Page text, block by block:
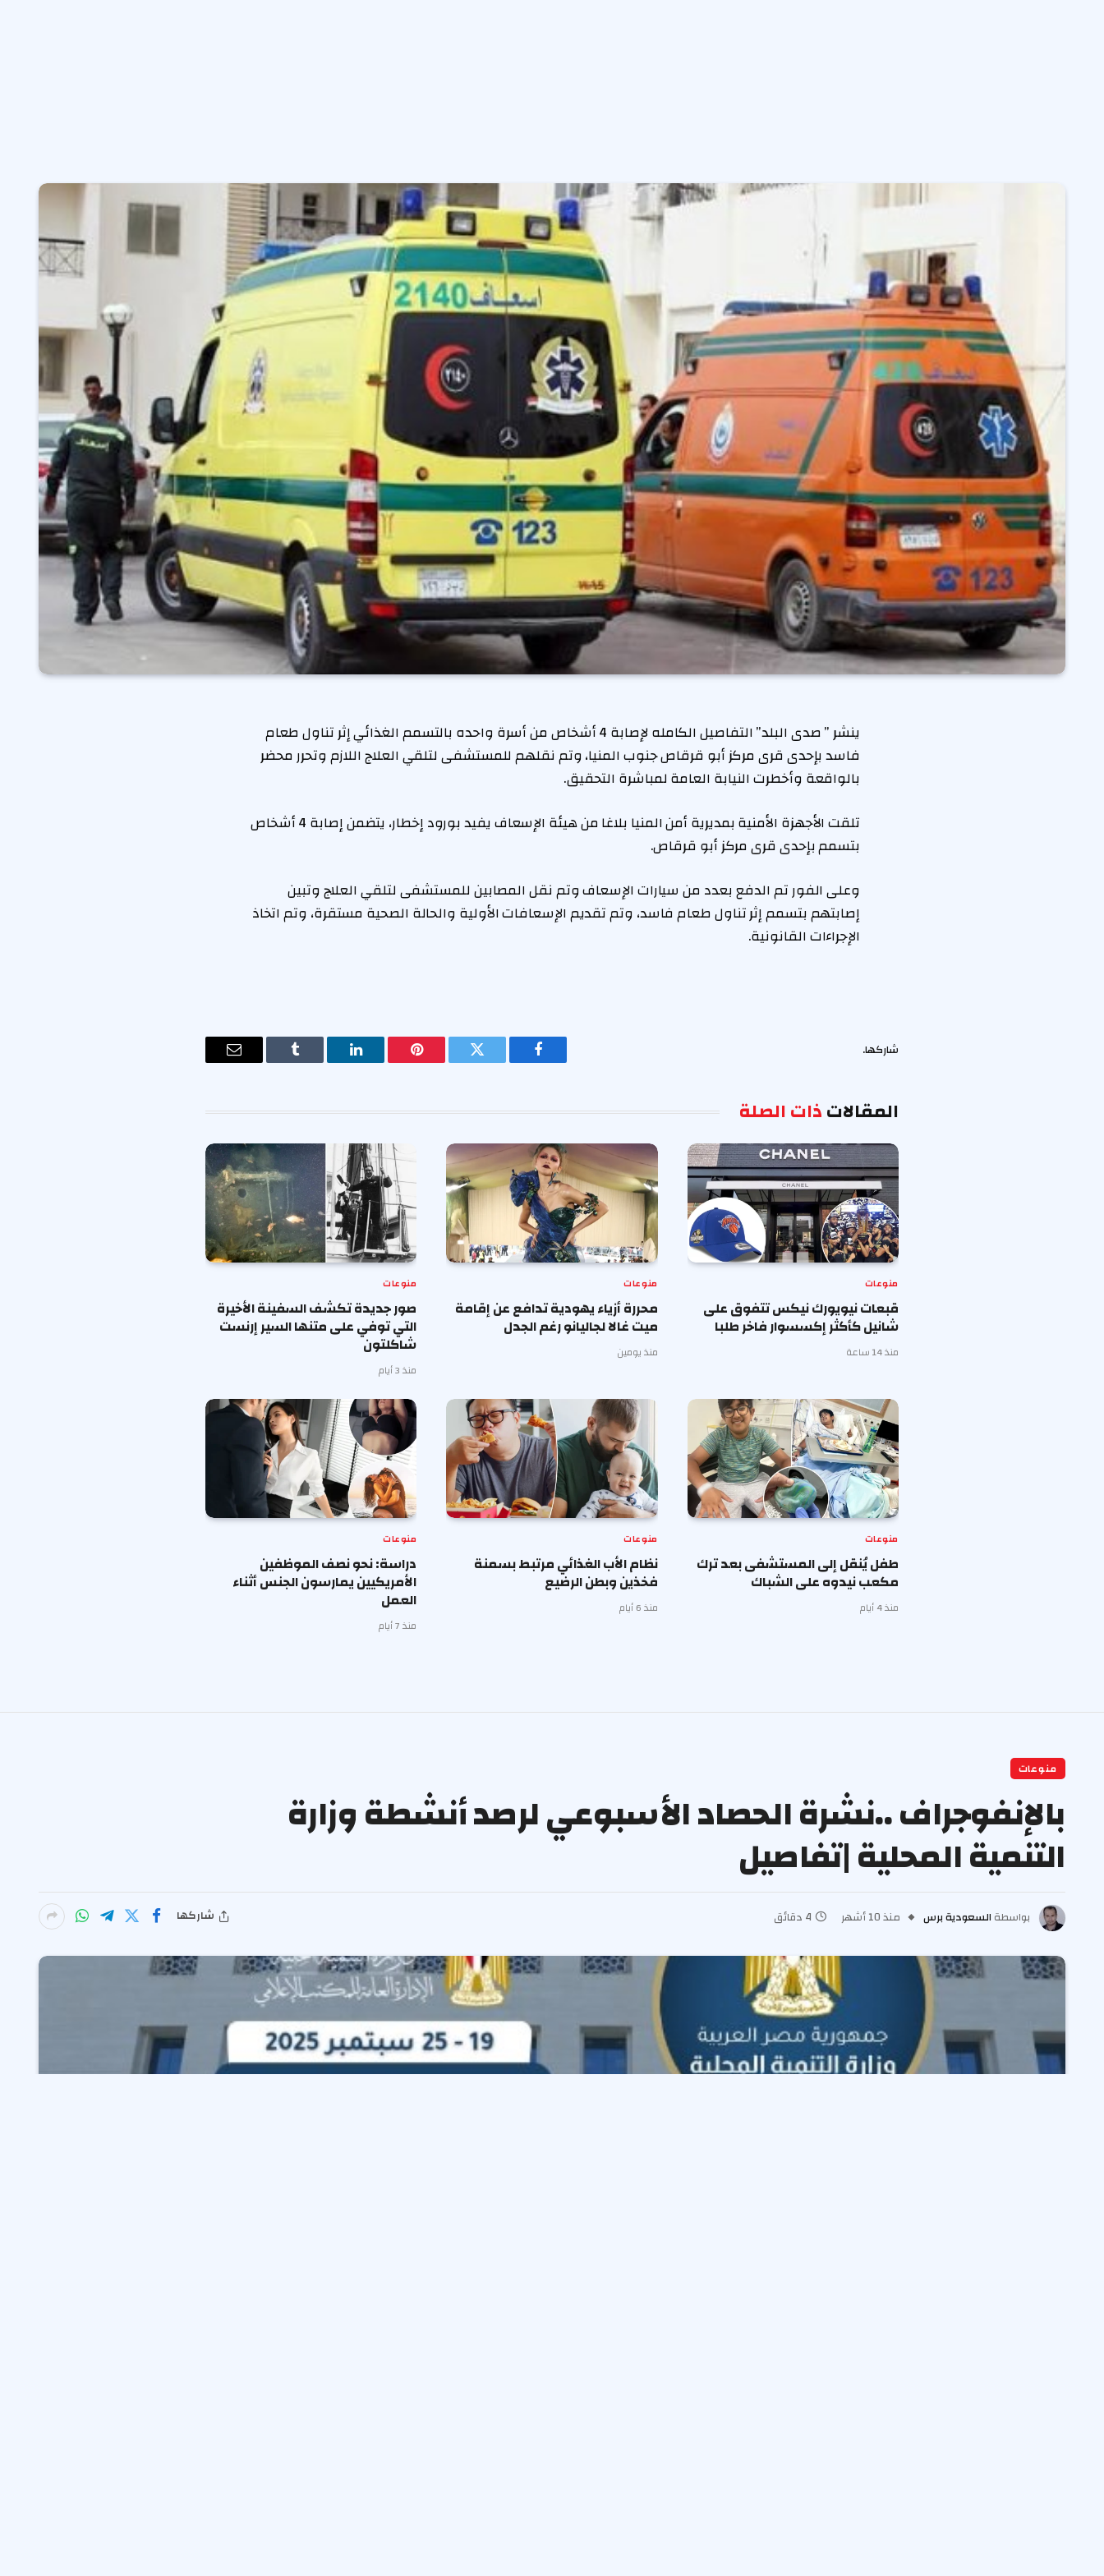
ينشر ” صدى البلد” التفاصيل الكامله لإصابة 4 أشخاص من أسرة واحده بالتسمم الغذائي إثر تناول طعام
فاسد بإحدى قرى مركز أبو قرقاص جنوب المنيا، وتم نقلهم للمستشفى لتلقي العلاج اللازم وتحرر محضر
بالواقعة وأخطرت النيابة العامة لمباشرة التحقيق.
تلقت الأجهزة الأمنية بمديرية أمن المنيا بلاغا من هيئة الإسعاف يفيد بورود إخطار، يتضمن إصابة 4 أشخاص
بتسمم بإحدى قرى مركز أبو قرقاص.
وعلى الفور تم الدفع بعدد من سيارات الإسعاف وتم نقل المصابين للمستشفى لتلقي العلاج وتبين
إصابتهم بتسمم إثر تناول طعام فاسد، وتم تقديم الإسعافات الأولية والحالة الصحية مستقرة، وتم اتخاذ
الإجراءات القانونية.
شاركها.
فيسبوك تويتر بينتيريستلينكدإن Tumblr
البريد
المقالاتذات الصلة
منوعات
قبعات نيويورك نيكس تتفوق على
شانيل كأكثر إكسسوار فاخر طلبا
منذ 14 ساعة
منوعات
محررة أزياء يهودية تدافع عن إقامة
ميت غالا لجاليانو رغم الجدل
منذ يومين
منوعات
صور جديدة تكشف السفينة الأخيرة
التي توفي على متنها السير إرنست
شاكلتون
منذ 3 أيام
منوعات
طفل يُنقل إلى المستشفى بعد ترك
مكعب نيدوه على الشباك
منذ 4 أيام
منوعات
نظام الأب الغذائي مرتبط بسمنة
فخذين وبطن الرضيع
منذ 6 أيام
منوعات
دراسة: نحو نصف الموظفين
الأمريكيين يمارسون الجنس أثناء
العمل
منذ 7 أيام
منوعات
بالإنفوجراف ..نشرة الحصاد الأسبوعي لرصد أنشطة وزارة
التنمية المحلية |تفاصيل
بواسطة السعودية برس منذ 10 أشهر 4 دقائق شاركها